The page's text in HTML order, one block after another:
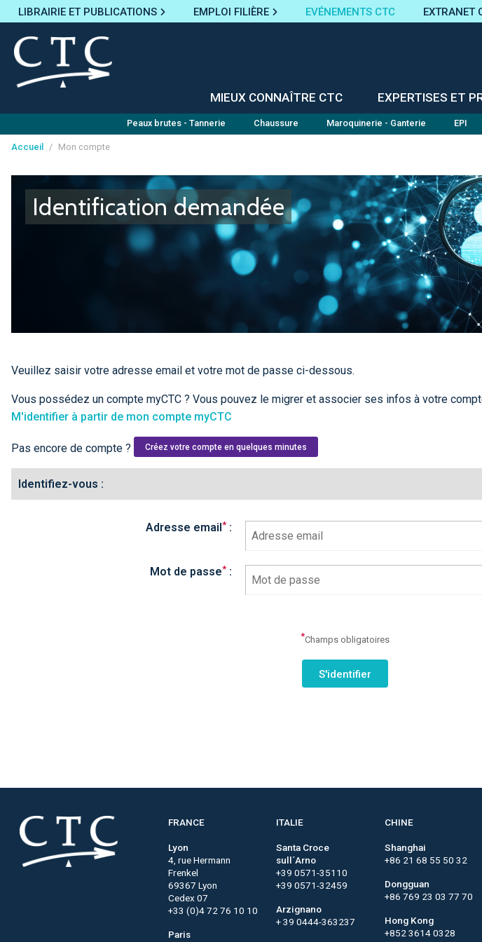
Panneau de gestion des cookies
LIBRAIRIE ET PUBLICATIONS EMPLOI FILIÈRE EVÉNEMENTS CTC EXTRANET
MIEUX CONNAÎTRE CTC EXPERTISES ET
Peaux brutes - Tannerie Chaussure Maroquinerie - Ganterie EPI
Accueil / Mon compte
Identification demandée
Veuillez saisir votre adresse email et votre mot de passe ci-dessous.
Vous possédez un compte myCTC ? Vous pouvez le migrer et associer ses infos à votre
M'identifier à partir de mon compte myCTC
Pas encore de compte ? Créez votre compte en quelques minutes
Identifiez-vous :
Adresse email*:
Mot de passe*:
*Champs obligatoires
FRANCE
Lyon
4, rue Hermann
Frenkel
69367 Lyon
Cedex 07
+33 (0)4 72 76 10 10
Paris
ITALIE
Santa Croce
sull´Arno
+39 0571-35110
+39 0571-32459
Arzignano
+ 39 0444-363237
CHINE
Shanghai
+86 21 68 55 50 32
Dongguan
+86 769 23 03 77 70
Hong Kong
+852 3614 0328